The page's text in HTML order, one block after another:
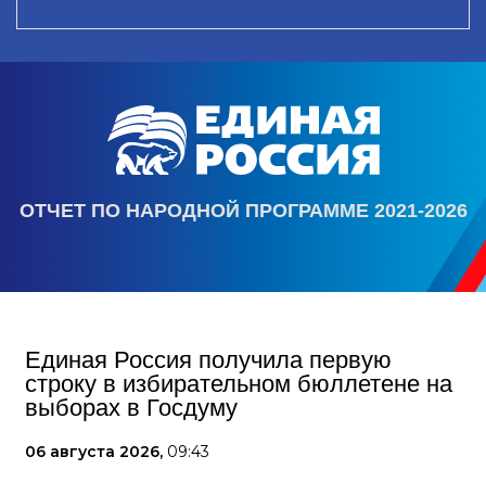
ОТЧЕТ ПО НАРОДНОЙ ПРОГРАММЕ 2021-2026
Единая Россия получила первую
строку в избирательном бюллетене на
выборах в Госдуму
06 августа 2026, 09:43